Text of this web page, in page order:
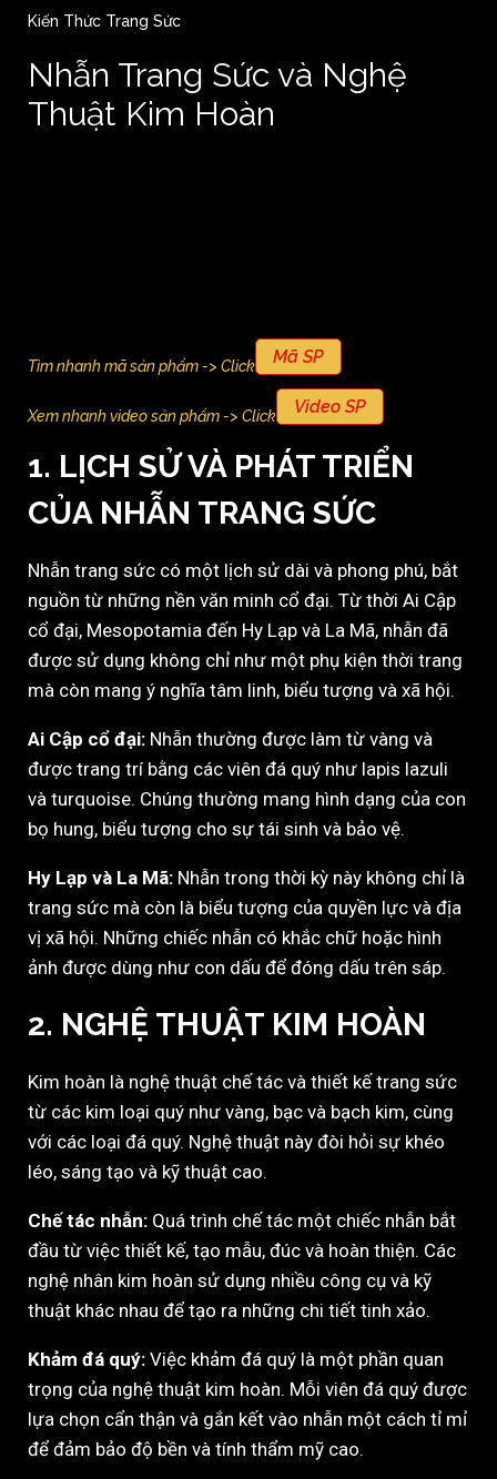
Kiến Thức Trang Sức
Nhẫn Trang Sức và Nghệ
Thuật Kim Hoàn
Tìm nhanh mã sản phẩm -> Click Mã SP
Xem nhanh video sản phẩm -> Click Video SP
1. LỊCH SỬ VÀ PHÁT TRIỂN
CỦA NHẪN TRANG SỨC
Nhẫn trang sức có một lịch sử dài và phong phú, bắt
nguồn từ những nền văn minh cổ đại. Từ thời Ai Cập
cổ đại, Mesopotamia đến Hy Lạp và La Mã, nhẫn đã
được sử dụng không chỉ như một phụ kiện thời trang
mà còn mang ý nghĩa tâm linh, biểu tượng và xã hội.
Ai Cập cổ đại: Nhẫn thường được làm từ vàng và
được trang trí bằng các viên đá quý như lapis lazuli
và turquoise. Chúng thường mang hình dạng của con
bọ hung, biểu tượng cho sự tái sinh và bảo vệ.
Hy Lạp và La Mã: Nhẫn trong thời kỳ này không chỉ là
trang sức mà còn là biểu tượng của quyền lực và địa
vị xã hội. Những chiếc nhẫn có khắc chữ hoặc hình
ảnh được dùng như con dấu để đóng dấu trên sáp.
2. NGHỆ THUẬT KIM HOÀN
Kim hoàn là nghệ thuật chế tác và thiết kế trang sức
từ các kim loại quý như vàng, bạc và bạch kim, cùng
với các loại đá quý. Nghệ thuật này đòi hỏi sự khéo
léo, sáng tạo và kỹ thuật cao.
Chế tác nhẫn: Quá trình chế tác một chiếc nhẫn bắt
đầu từ việc thiết kế, tạo mẫu, đúc và hoàn thiện. Các
nghệ nhân kim hoàn sử dụng nhiều công cụ và kỹ
thuật khác nhau để tạo ra những chi tiết tinh xảo.
Khảm đá quý: Việc khảm đá quý là một phần quan
trọng của nghệ thuật kim hoàn. Mỗi viên đá quý được
lựa chọn cẩn thận và gắn kết vào nhẫn một cách tỉ mỉ
để đảm bảo độ bền và tính thẩm mỹ cao.